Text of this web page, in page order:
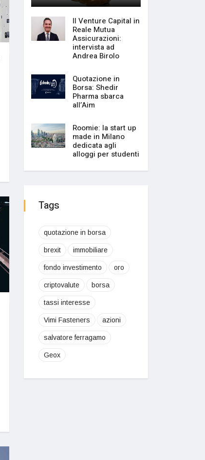
Il Venture Capital in
Reale Mutua
Assicurazioni:
intervista ad
Andrea Birolo
Quotazione in
Borsa: Shedir
Pharma sbarca
all’Aim
Roomie: la start up
made in Milano
dedicata agli
alloggi per studenti
Tags
quotazione in borsa
brexit immobiliare
fondo investimento oro
criptovalute borsa
tassi interesse
Vimi Fasteners azioni
salvatore ferragamo
Geox